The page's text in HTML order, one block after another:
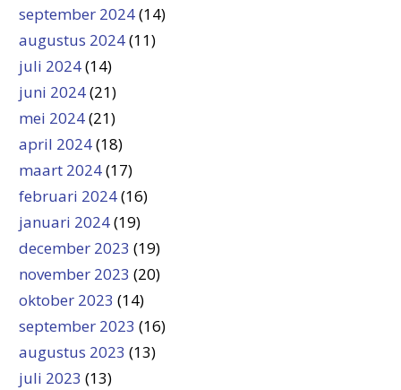
september 2024(14)
augustus 2024(11)
juli 2024(14)
juni 2024(21)
mei 2024(21)
april 2024(18)
maart 2024(17)
februari 2024(16)
januari 2024(19)
december 2023 (19)
november 2023 (20)
oktober 2023 (14)
september 2023 (16)
augustus 2023 (13)
juli 2023 (13)